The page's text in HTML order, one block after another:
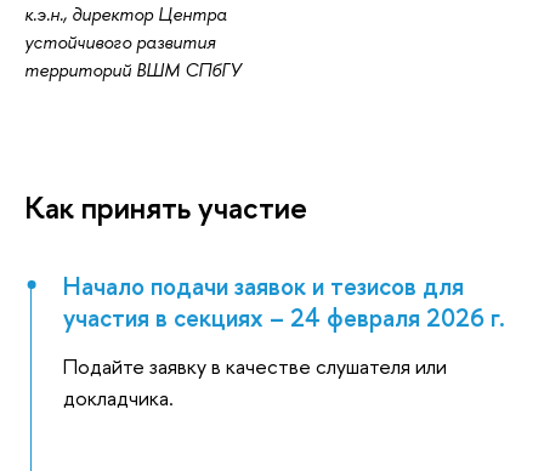
к.э.н., директор Центра
устойчивого развития
территорий ВШМ СПбГУ
Как принять участие
Начало подачи заявок и тезисов для
участия в секциях – 24 февраля 2026 г.
Подайте заявку в качестве слушателя или
докладчика.